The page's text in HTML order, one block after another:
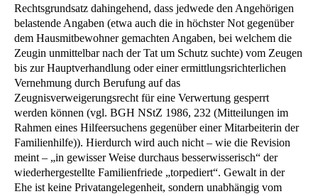
Rechtsgrundsatz dahingehend, dass jedwede den Angehörigen
belastende Angaben (etwa auch die in höchster Not gegenüber
dem Hausmitbewohner gemachten Angaben, bei welchem die
Zeugin unmittelbar nach der Tat um Schutz suchte) vom Zeugen
bis zur Hauptverhandlung oder einer ermittlungsrichterlichen
Vernehmung durch Berufung auf das
Zeugnisverweigerungsrecht für eine Verwertung gesperrt
werden können (vgl. BGH NStZ 1986, 232 (Mitteilungen im
Rahmen eines Hilfeersuchens gegenüber einer Mitarbeiterin der
Familienhilfe)). Hierdurch wird auch nicht – wie die Revision
meint – „in gewisser Weise durchaus besserwisserisch“ der
wiederhergestellte Familienfriede „torpediert“. Gewalt in der
Ehe ist keine Privatangelegenheit, sondern unabhängig vom